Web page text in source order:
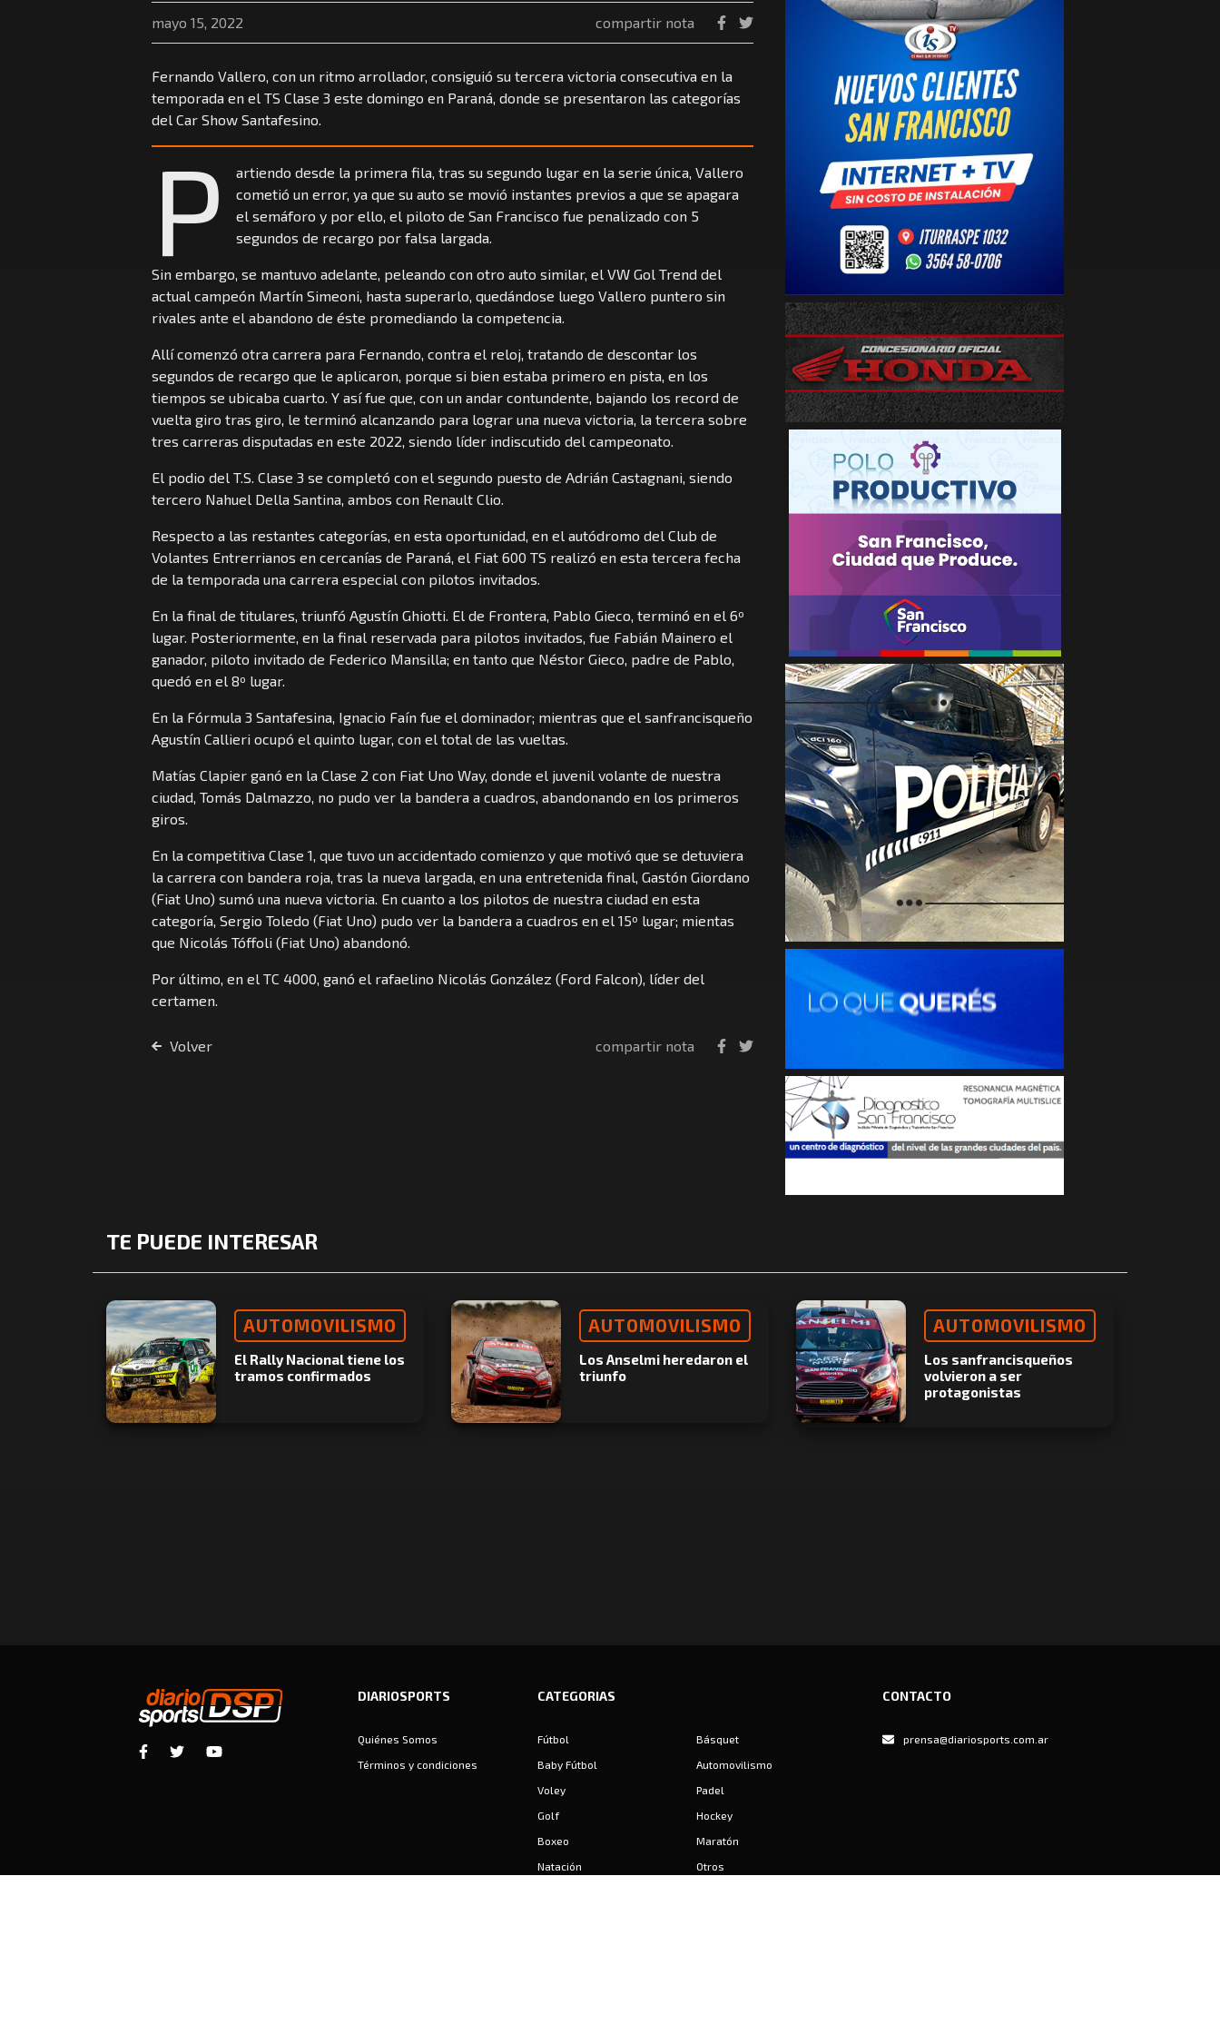
mayo 15, 2022 compartir nota
Fernando Vallero, con un ritmo arrollador, consiguió su tercera victoria consecutiva en la
temporada en el TS Clase 3 este domingo en Paraná, donde se presentaron las categorías
del Car Show Santafesino.
P
artiendo desde la primera fila, tras su segundo lugar en la serie única, Vallero
cometió un error, ya que su auto se movió instantes previos a que se apagara
el semáforo y por ello, el piloto de San Francisco fue penalizado con 5
segundos de recargo por falsa largada.
Sin embargo, se mantuvo adelante, peleando con otro auto similar, el VW Gol Trend del
actual campeón Martín Simeoni, hasta superarlo, quedándose luego Vallero puntero sin
rivales ante el abandono de éste promediando la competencia.
Allí comenzó otra carrera para Fernando, contra el reloj, tratando de descontar los
segundos de recargo que le aplicaron, porque si bien estaba primero en pista, en los
tiempos se ubicaba cuarto. Y así fue que, con un andar contundente, bajando los record de
vuelta giro tras giro, le terminó alcanzando para lograr una nueva victoria, la tercera sobre
tres carreras disputadas en este 2022, siendo líder indiscutido del campeonato.
El podio del T.S. Clase 3 se completó con el segundo puesto de Adrián Castagnani, siendo
tercero Nahuel Della Santina, ambos con Renault Clio.
Respecto a las restantes categorías, en esta oportunidad, en el autódromo del Club de
Volantes Entrerrianos en cercanías de Paraná, el Fiat 600 TS realizó en esta tercera fecha
de la temporada una carrera especial con pilotos invitados.
En la final de titulares, triunfó Agustín Ghiotti. El de Frontera, Pablo Gieco, terminó en el 6º
lugar. Posteriormente, en la final reservada para pilotos invitados, fue Fabián Mainero el
ganador, piloto invitado de Federico Mansilla; en tanto que Néstor Gieco, padre de Pablo,
quedó en el 8º lugar.
En la Fórmula 3 Santafesina, Ignacio Faín fue el dominador; mientras que el sanfrancisqueño
Agustín Callieri ocupó el quinto lugar, con el total de las vueltas.
Matías Clapier ganó en la Clase 2 con Fiat Uno Way, donde el juvenil volante de nuestra
ciudad, Tomás Dalmazzo, no pudo ver la bandera a cuadros, abandonando en los primeros
giros.
En la competitiva Clase 1, que tuvo un accidentado comienzo y que motivó que se detuviera
la carrera con bandera roja, tras la nueva largada, en una entretenida final, Gastón Giordano
(Fiat Uno) sumó una nueva victoria. En cuanto a los pilotos de nuestra ciudad en esta
categoría, Sergio Toledo (Fiat Uno) pudo ver la bandera a cuadros en el 15º lugar; mientas
que Nicolás Tóffoli (Fiat Uno) abandonó.
Por último, en el TC 4000, ganó el rafaelino Nicolás González (Ford Falcon), líder del
certamen.
Volver compartir nota
TE PUEDE INTERESAR
AUTOMOVILISMO
El Rally Nacional tiene los
tramos confirmados
AUTOMOVILISMO
Los Anselmi heredaron el
triunfo
AUTOMOVILISMO
Los sanfrancisqueños
volvieron a ser
protagonistas
DIARIOSPORTS
Quiénes Somos
Términos y condiciones
CATEGORIAS
Fútbol
Básquet
Baby Fútbol
Automovilismo
Voley
Padel
Golf
Hockey
Boxeo
Maratón
Natación
Otros
CONTACTO
prensa@diariosports.com.ar